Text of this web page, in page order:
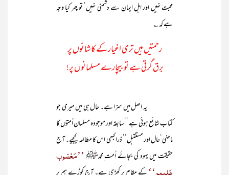
محبت نہیں اور اہل ایمان سے دشمنی نہیں‘ تو پھر کیا وجہ
ہے کہ ؎
رحمتیں ہیں تری اغیار کے کاشانوں پر
برق گرتی ہے تو بیچارے مسلمانوں پر!
یہ اصل میں سزا ہے۔ حال ہی میں میری جو
کتاب شائع ہوئی ہے ’’سابقہ اور موجودہ مسلمان اُمتوں کا
ماضی‘حال اور مستقبل‘‘ ذرا کبھی اس کا مطالعہ کیجیے۔ آج
حقیقت میں یہود کی بجائے اُمت ِمحمدﷺ’’مَغضوب